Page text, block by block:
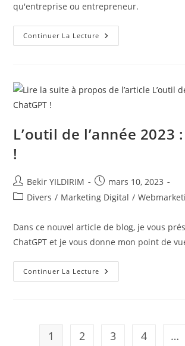
qu'entreprise ou entrepreneur.
Continuer La Lecture Faut-
Il
Sur
Les
Qu’entreprise
L’outil de l’année 2023
!
Auteur/autrice
de
Bekir YILDIRIM
Publication
publiée :
mars 10, 2023
PostDivers / Marketing Digital /
Dans ce nouvel article de blog, je vous
ChatGPT et je vous donne mon point de
Continuer La Lecture L’outil
De
1 2 3 4 …